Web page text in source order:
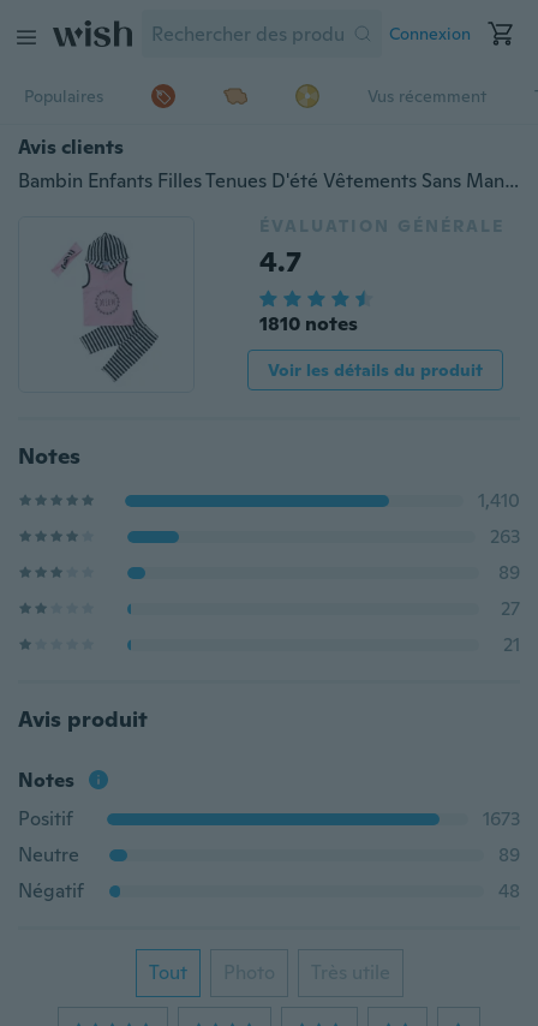
Connexion
Populaires Vus récemment
Avis clients
Bambin Enfants Filles Tenues D'été Vêtements Sans Manches Hoodies Tops + Pantalon Bandeau 3 PCS Ensemble 1-6Y
ÉVALUATION GÉNÉRALE
4.7
1810 notes
Voir les détails du produit
Notes
1,410
263
89
27
21
Avis produit
Notes
Positif
1673
Neutre
89
Négatif
48
Tout Photo Très utile